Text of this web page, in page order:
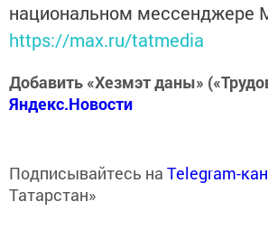
национальном мессенджере
https://max.ru/tatmedia
Добавить «Хезмэт даны»
Яндекс.Новости
Подписывайтесь на Telegram-
Татарстан»